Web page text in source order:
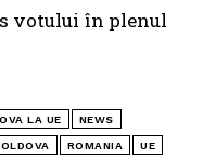
votului în plenul
LA UE NEWS
ROMANIA UE